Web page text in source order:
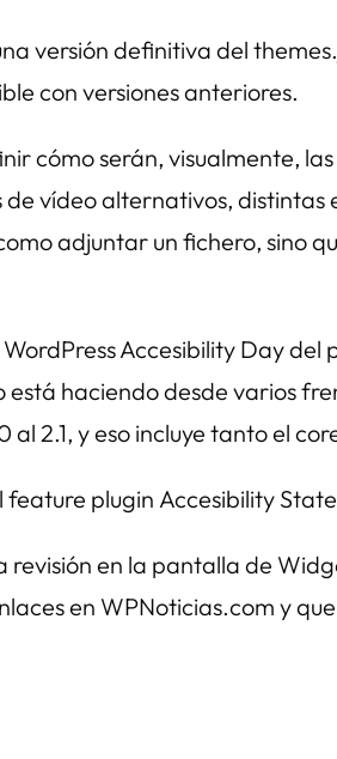
versión definitiva del
con versiones anteriores.
cómo serán, visualmente,
vídeo alternativos,
adjuntar un fichero,
WordPress Accesibility Daydel
está haciendo desde varios
al 2.1, y eso incluye tanto el
feature plugin Accesibility
en la pantalla de
en WPNoticias.com y